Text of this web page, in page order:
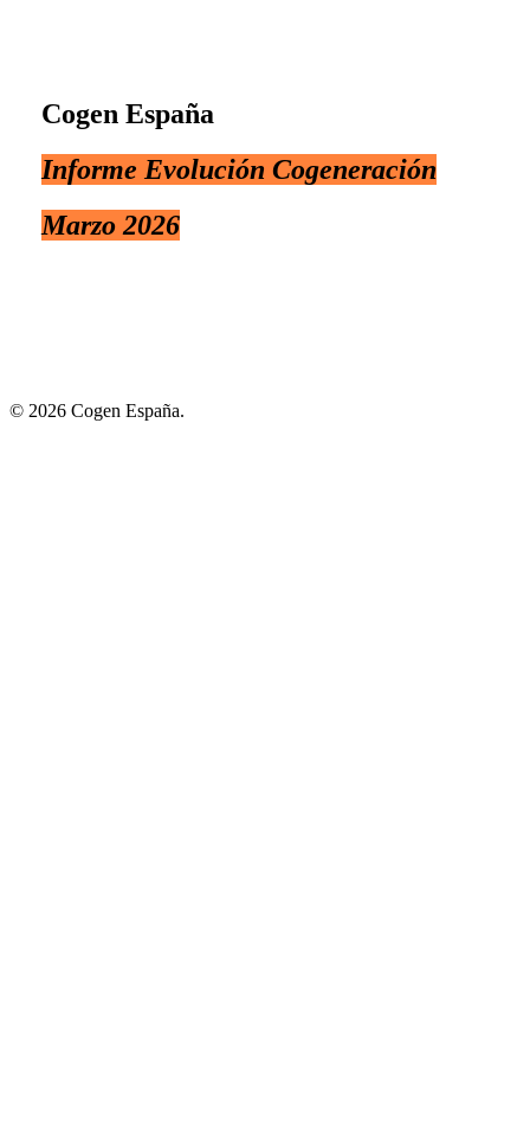
Cogen España
Informe Evolución Cogeneración
Marzo 2026
© 2026 Cogen España.